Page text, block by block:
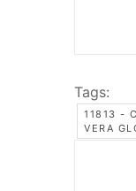
Tags:
11813 -
VERA